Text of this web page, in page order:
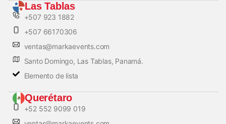
Las Tablas
+507 923 1882
+507 66170306
ventas@markaevents.com
Santo Domingo, Las Tablas, Panamá.
Elemento de lista
Querétaro
+52 552 9099 019